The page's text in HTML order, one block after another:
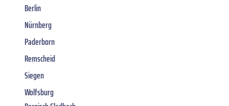
Berlin
Nürnberg
Paderborn
Remscheid
Siegen
Wolfsburg